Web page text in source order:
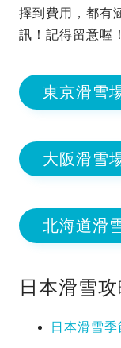
擇到費用，都有
訊！記得留意喔！
東京滑雪
大阪滑雪
北海道滑
日本滑雪
日本滑雪